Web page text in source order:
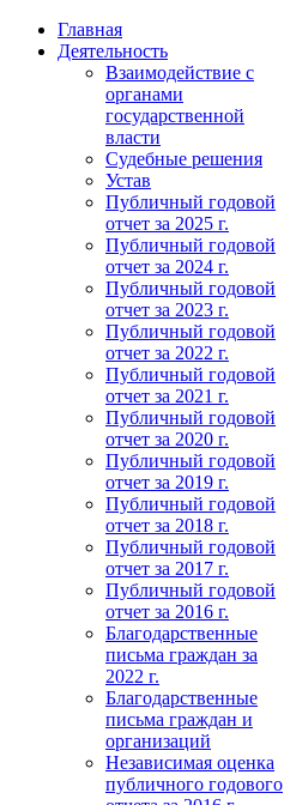
Главная
Деятельность
Взаимодействие с
органами
государственной
власти
Судебные решения
Устав
Публичный годовой
отчет за 2025 г.
Публичный годовой
отчет за 2024 г.
Публичный годовой
отчет за 2023 г.
Публичный годовой
отчет за 2022 г.
Публичный годовой
отчет за 2021 г.
Публичный годовой
отчет за 2020 г.
Публичный годовой
отчет за 2019 г.
Публичный годовой
отчет за 2018 г.
Публичный годовой
отчет за 2017 г.
Публичный годовой
отчет за 2016 г.
Благодарственные
письма граждан за
2022 г.
Благодарственные
письма граждан и
организаций
Независимая оценка
публичного годового